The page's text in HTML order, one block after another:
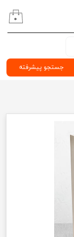
جستجو پیشرفته
۰